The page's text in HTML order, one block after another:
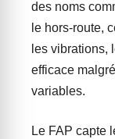
des noms
le hors-route,
les vibrations,
efficace
variables.
Le FAP capte